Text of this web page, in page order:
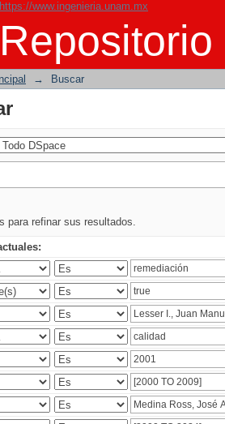
https://www.ingenieria.unam.mx
→ Buscar
para refinar sus resultados.